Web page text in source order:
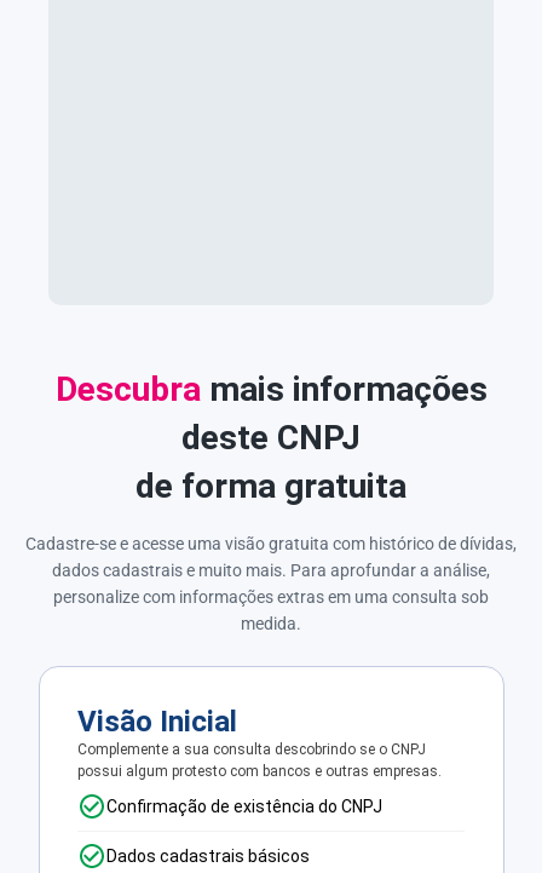
Descubra mais informações
deste CNPJ
de forma gratuita
Cadastre-se e acesse uma visão gratuita com histórico de dívidas,
dados cadastrais e muito mais. Para aprofundar a análise,
personalize com informações extras em uma consulta sob
medida.
Visão Inicial
Complemente a sua consulta descobrindo se o CNPJ
possui algum protesto com bancos e outras empresas.
Confirmação de existência do CNPJ
Dados cadastrais básicos